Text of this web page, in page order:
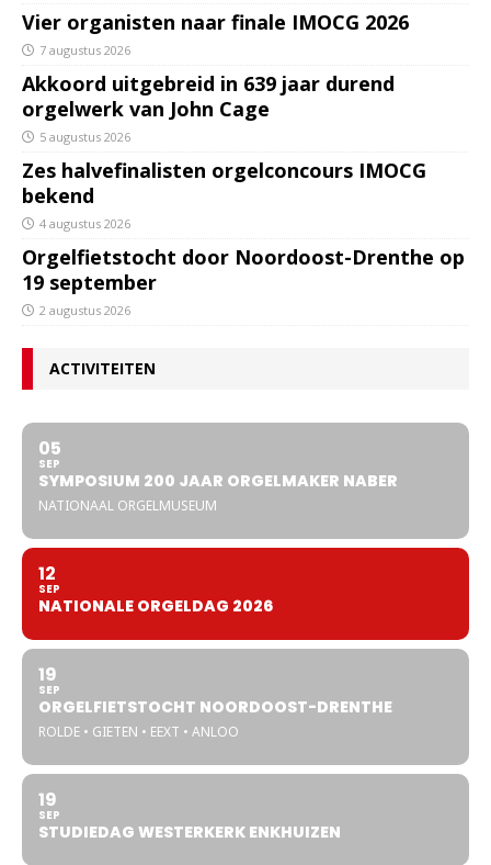
Vier organisten naar finale IMOCG 2026
7 augustus 2026
Akkoord uitgebreid in 639 jaar durend
orgelwerk van John Cage
5 augustus 2026
Zes halvefinalisten orgelconcours IMOCG
bekend
4 augustus 2026
Orgelfietstocht door Noordoost-Drenthe op
19 september
2 augustus 2026
ACTIVITEITEN
05
SEP
SYMPOSIUM 200 JAAR ORGELMAKER NABER
NATIONAAL ORGELMUSEUM
12
SEP
NATIONALE ORGELDAG 2026
19
SEP
ORGELFIETSTOCHT NOORDOOST-DRENTHE
ROLDE • GIETEN • EEXT • ANLOO
19
SEP
STUDIEDAG WESTERKERK ENKHUIZEN